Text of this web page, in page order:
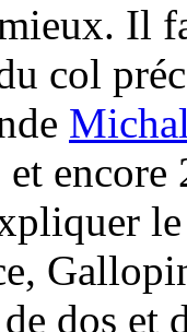
Il
col
dos et